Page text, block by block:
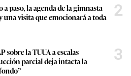
paso, la agenda de la gimnasta
una visita que emocionará a toda
2
sobre la TUUA a escalas
parcial deja intacta la
3